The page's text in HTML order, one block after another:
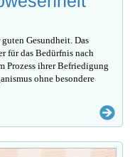
Gesundheit. Das
für das Bedürfnis nach
Prozess ihrer Befriedigung
ohne besondere